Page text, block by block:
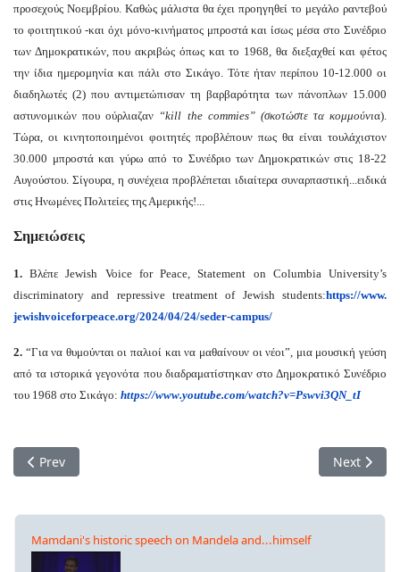
προσεχούς Νοεμβρίου. Καθώς μάλιστα θα έχει προηγηθεί το μεγάλο ραντεβού
το φοιτητικού -και όχι μόνο-κινήματος μπροστά και ίσως μέσα στο Συνέδριο
των Δημοκρατικών, που ακριβώς όπως και το 1968, θα διεξαχθεί και φέτος
την ίδια ημερομηνία και πάλι στο Σικάγο. Τότε ήταν περίπου 10-12.000 οι
διαδηλωτές (2) που αντιμετώπισαν τη βαρβαρότητα των πάνοπλων 15.000
αστυνομικών που ούρλιαζαν “kill the commies” (σκοτώστε τα κομμούνια).
Τώρα, οι κινητοποιημένοι φοιτητές προβλέπουν πως θα είναι τουλάχιστον
30.000 μπροστά και γύρω από το Συνέδριο των Δημοκρατικών στις 18-22
Αυγούστου. Σίγουρα, η συνέχεια προβλέπεται ιδιαίτερα συναρπαστική...ειδικά
στις Ηνωμένες Πολιτείες της Αμερικής!...
Σημειώσεις
1. Βλέπε Jewish Voice for Peace, Statement on Columbia University’s
discriminatory and repressive treatment of Jewish students:https://www.
jewishvoiceforpeace.org/2024/04/24/seder-campus/
2. “Για να θυμούνται οι παλιοί και να μαθαίνουν οι νέοι”, μια μουσική γεύση
από τα ιστορικά γεγονότα που διαδραματίστηκαν στο Δημοκρατικό Συνέδριο
του 1968 στο Σικάγο: https://www.youtube.com/watch?v=Pswvi3QN_tI
Previous article: Τι περιμένουν οι Έλληνες φοιτητές για να
Prev Next
Next
Mamdani's historic speech on Mandela and...himself